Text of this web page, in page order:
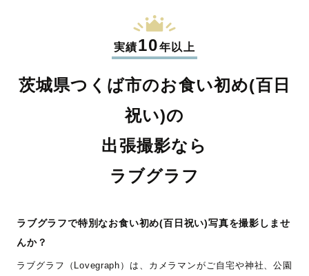
実績10年以上
茨城県つくば市のお食い初め(百日
祝い)の
出張撮影なら
ラブグラフ
ラブグラフで特別なお食い初め(百日祝い)写真を撮影しませ
んか？
ラブグラフ（Lovegraph）は、カメラマンがご自宅や神社、公園